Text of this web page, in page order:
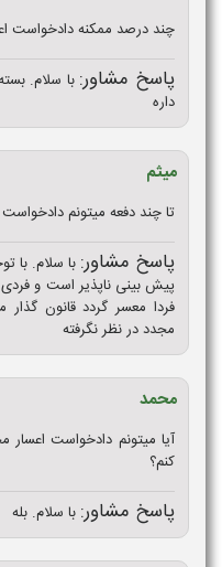
چند درصد ممکنه دادخواست
پاسخ مشاور: با سلام.
داره
میثم
تا چند دفعه میتونم
پاسخ مشاور: با سلام. با
پیش بینی ناپذیر است و
فردا معسر گردد قانون
مجدد در نظر نگرفته
محمد
آیا میتونم دادخواست اعسار
کنم؟
پاسخ مشاور: با سلام. بله